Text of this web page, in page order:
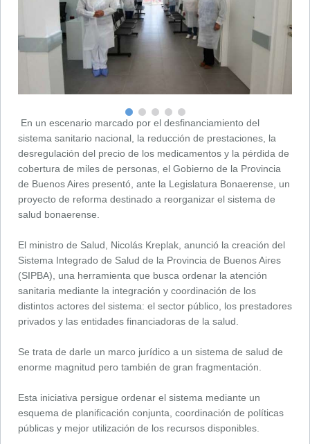
En un escenario marcado por el desfinanciamiento del
sistema sanitario nacional, la reducción de prestaciones, la
desregulación del precio de los medicamentos y la pérdida de
cobertura de miles de personas, el Gobierno de la Provincia
de Buenos Aires presentó, ante la Legislatura Bonaerense, un
proyecto de reforma destinado a reorganizar el sistema de
salud bonaerense.
El ministro de Salud, Nicolás Kreplak, anunció la creación del
Sistema Integrado de Salud de la Provincia de Buenos Aires
(SIPBA), una herramienta que busca ordenar la atención
sanitaria mediante la integración y coordinación de los
distintos actores del sistema: el sector público, los prestadores
privados y las entidades financiadoras de la salud.
Se trata de darle un marco jurídico a un sistema de salud de
enorme magnitud pero también de gran fragmentación.
Esta iniciativa persigue ordenar el sistema mediante un
esquema de planificación conjunta, coordinación de políticas
públicas y mejor utilización de los recursos disponibles.